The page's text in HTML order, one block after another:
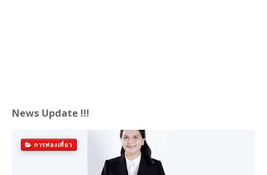
News Update !!!
การท่องเที่ยว